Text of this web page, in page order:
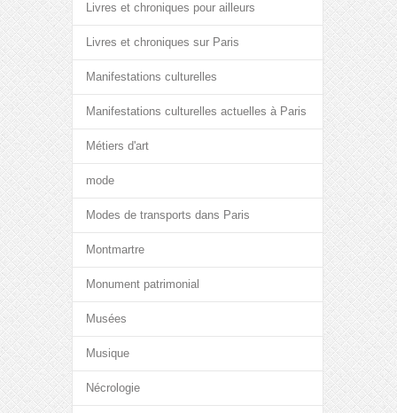
Livres et chroniques pour ailleurs
Livres et chroniques sur Paris
Manifestations culturelles
Manifestations culturelles actuelles à Paris
Métiers d'art
mode
Modes de transports dans Paris
Montmartre
Monument patrimonial
Musées
Musique
Nécrologie